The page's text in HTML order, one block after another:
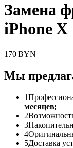
Замена
iPhone X
170 BYN
Мы
1
месяцев;
2
3
4
5Доставка